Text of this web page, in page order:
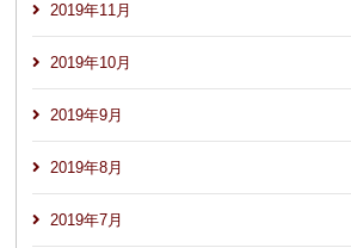
2019年11月
2019年10月
2019年9月
2019年8月
2019年7月